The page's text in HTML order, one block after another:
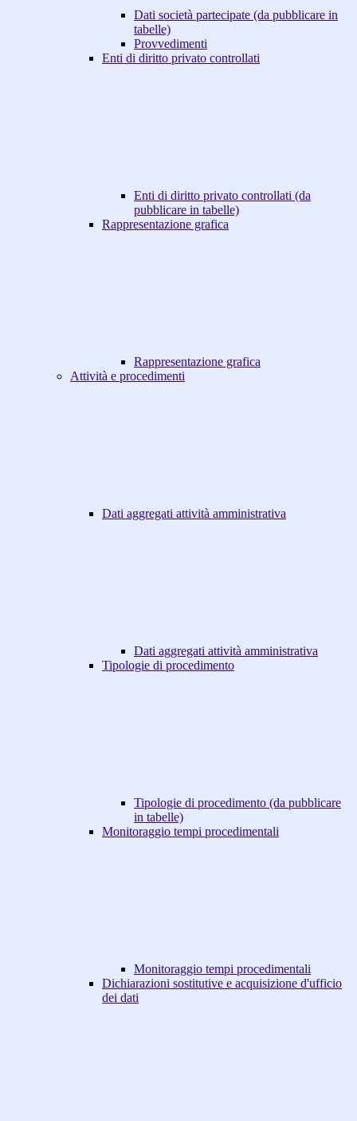
Dati società partecipate (da pubblicare in
tabelle)
Provvedimenti
Enti di diritto privato controllati
Enti di diritto privato controllati (da
pubblicare in tabelle)
Rappresentazione grafica
Rappresentazione grafica
Attività e procedimenti
Dati aggregati attività amministrativa
Dati aggregati attività amministrativa
Tipologie di procedimento
Tipologie di procedimento (da pubblicare
in tabelle)
Monitoraggio tempi procedimentali
Monitoraggio tempi procedimentali
Dichiarazioni sostitutive e acquisizione d'ufficio
dei dati